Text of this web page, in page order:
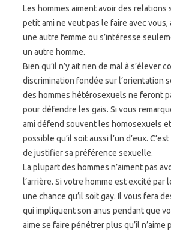
Les hommes aiment avoir des
petit ami ne veut pas le faire avec vous,
une autre femme ou s’intéresse
un autre homme.
Bien qu’il n’y ait rien de mal à s’élever
discrimination fondée sur l’orientation
des hommes hétérosexuels ne feront
pour défendre les gais. Si vous
ami défend souvent les homosexuels
possible qu’il soit aussi l’un d’eux.
de justifier sa préférence sexuelle.
La plupart des hommes n’aiment pas
l’arrière. Si votre homme est excité par
une chance qu’il soit gay. Il vous fera
qui impliquent son anus pendant que
aime se faire pénétrer plus qu’il n’aime